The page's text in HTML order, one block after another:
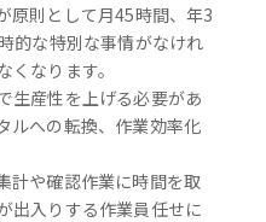
原則として月45時間、年3
的な特別な事情がなけれ
なります。
生産性を上げる必要があ
ルへの転換、作業効率化
計や確認作業に時間を取
出入りする作業員任せに